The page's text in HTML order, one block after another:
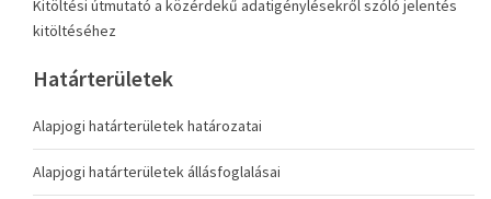
Kitöltési útmutató a közérdekű adatigénylésekről szóló jelentés
kitöltéséhez
Határterületek
Alapjogi határterületek határozatai
Alapjogi határterületek állásfoglalásai